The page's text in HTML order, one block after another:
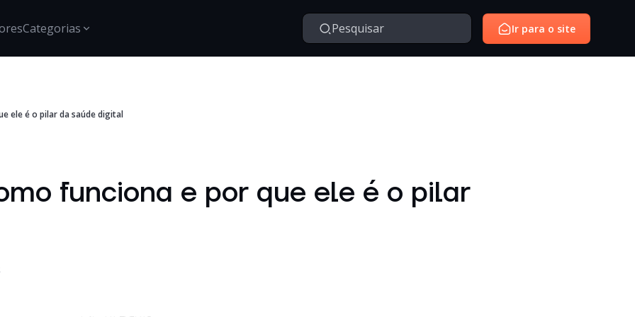
Categorias
Segurança
Estratégias para proteção de dados, gestão de acessos e
inovação e transformação digital no mercado
corporativo.
ambientes corporativos.
Ir para o site
ele é o pilar da saúde digital
funciona e por que ele é o pilar